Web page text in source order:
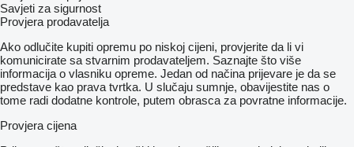
Savjeti za sigurnost
Provjera prodavatelja
Ako odlučite kupiti opremu po niskoj cijeni, provjerite da li vi
komunicirate sa stvarnim prodavateljem. Saznajte što više
informacija o vlasniku opreme. Jedan od načina prijevare je da se
predstave kao prava tvrtka. U slučaju sumnje, obavijestite nas o
tome radi dodatne kontrole, putem obrasca za povratne informacije.
Provjera cijena